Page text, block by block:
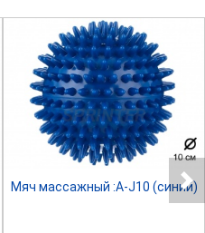
SPRINTER
Мяч массажный :A-J10 (синий)